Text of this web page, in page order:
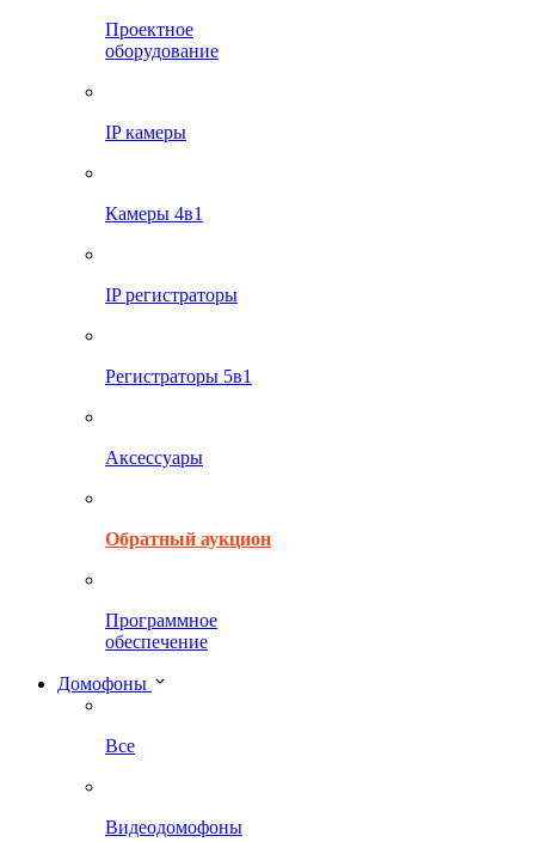
Проектное
оборудование
IP камеры
Камеры 4в1
IP регистраторы
Регистраторы 5в1
Аксессуары
Обратный аукцион
Программное
обеспечение
Домофоны
Все
Видеодомофоны